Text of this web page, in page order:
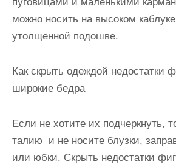
можно носить на высоком
утолщенной подошве.
Как скрыть одеждой недостатки
широкие бедра
Если не хотите их подчеркнуть,
талию и не носите блузки,
или юбки. Скрыть недостатки